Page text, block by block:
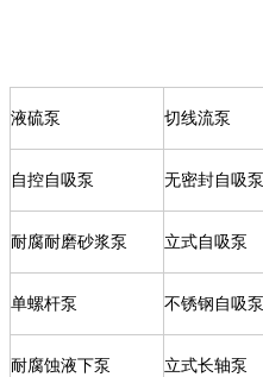
液硫泵 切线流泵
自控自吸泵 无密封自吸泵
耐腐耐磨砂浆泵 立式自吸泵
单螺杆泵 不锈钢自吸泵
耐腐蚀液下泵 立式长轴泵